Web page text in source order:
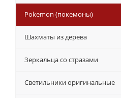
Pokemon (покемоны)
Шахматы из дерева
Зеркальца со стразами
Светильники оригинальные